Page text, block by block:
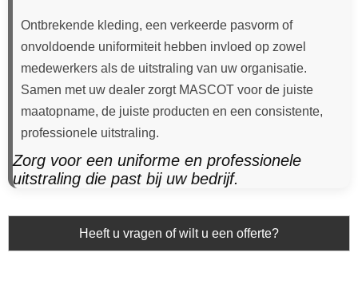
Ontbrekende kleding, een verkeerde pasvorm of
onvoldoende uniformiteit hebben invloed op zowel
medewerkers als de uitstraling van uw organisatie.
Samen met uw dealer zorgt MASCOT voor de juiste
maatopname, de juiste producten en een consistente,
professionele uitstraling.
Zorg voor een uniforme en professionele
uitstraling die past bij uw bedrijf.
Heeft u vragen of wilt u een offerte?